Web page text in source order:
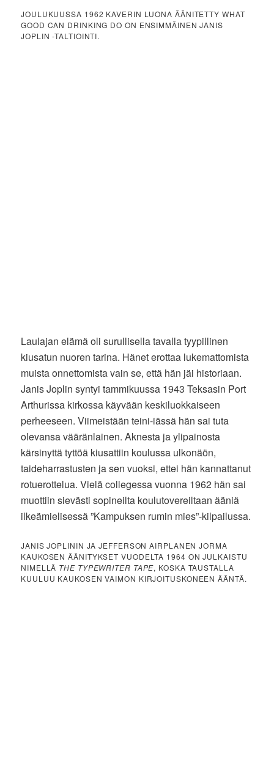
JOULUKUUSSA 1962 KAVERIN LUONA ÄÄNITETTY WHAT
GOOD CAN DRINKING DO ON ENSIMMÄINEN JANIS
JOPLIN -TALTIOINTI.
Laulajan elämä oli surullisella tavalla tyypillinen
kiusatun nuoren tarina. Hänet erottaa lukemattomista
muista onnettomista vain se, että hän jäi historiaan.
Janis Joplin syntyi tammikuussa 1943 Teksasin Port
Arthurissa kirkossa käyvään keskiluokkaiseen
perheeseen. Viimeistään teini-iässä hän sai tuta
olevansa vääränlainen. Aknesta ja ylipainosta
kärsinyttä tyttöä kiusattiin koulussa ulkonäön,
taideharrastusten ja sen vuoksi, ettei hän kannattanut
rotuerottelua. Vielä collegessa vuonna 1962 hän sai
muottiin sievästi sopineilta koulutovereiltaan ääniä
ilkeämielisessä ”Kampuksen rumin mies”-kilpailussa.
JANIS JOPLININ JA JEFFERSON AIRPLANEN JORMA
KAUKOSEN ÄÄNITYKSET VUODELTA 1964 ON JULKAISTU
NIMELLÄ THE TYPEWRITER TAPE, KOSKA TAUSTALLA
KUULUU KAUKOSEN VAIMON KIRJOITUSKONEEN ÄÄNTÄ.